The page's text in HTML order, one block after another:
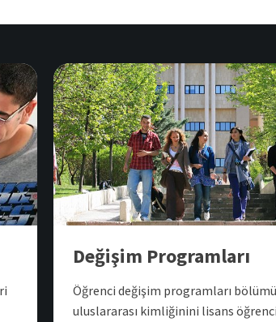
Değişim Programları
Öğrenci değişim programları
uluslararası kimliğinini lisans